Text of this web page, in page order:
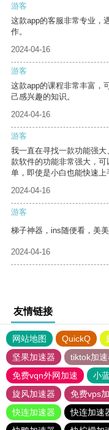
游客
这款app的客服非常专业，
作。
2024-04-16
游客
这款app的课程非常丰富，
己感兴趣的知识。
2024-04-16
游客
我一直在寻找一款功能强
款软件的功能非常强大，
单，即使是小白也能快速上
2024-04-16
游客
梯子神器，ins随便看，美美
2024-04-16
友情链接
网站地图 QuickQ
坚果加速器
tiktok加速
免费vqn外网加速
小
旋风加速器
免费vps
快连加速器
快连加速